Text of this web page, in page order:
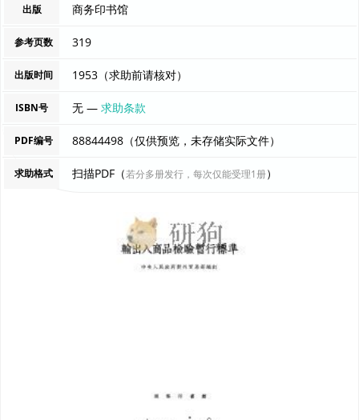
出版 商务印书馆
参考页数 319
出版时间 1953（求助前请核对）
ISBN号 无 —求助条款
PDF编号 88844498（仅供预览，未存储实际文件）
求助格式 扫描PDF（若分多册发行，每次仅能受理1册）